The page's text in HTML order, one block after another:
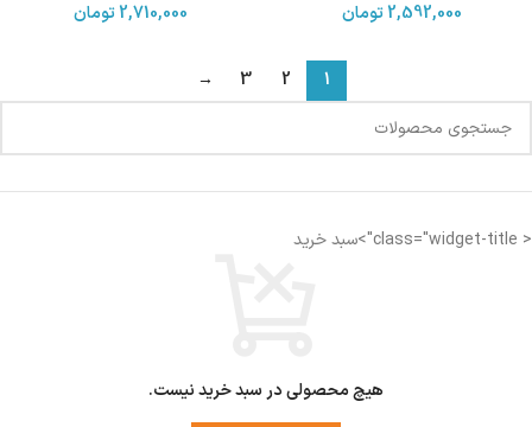
2,592,000تومان
2,710,000 تومان
1
2
3
→
< class="widget-title">سبد خرید
هیچ محصولی در سبد خرید نیست.